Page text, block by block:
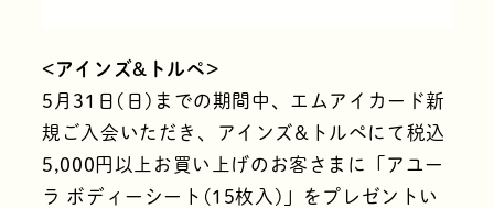
<アインズ&トルペ>
5月31日(日)までの期間中、エムアイカード新
規ご入会いただき、アインズ&トルペにて税込
5,000円以上お買い上げのお客さまに「アユー
ラ ボディーシート(15枚入)」をプレゼントい